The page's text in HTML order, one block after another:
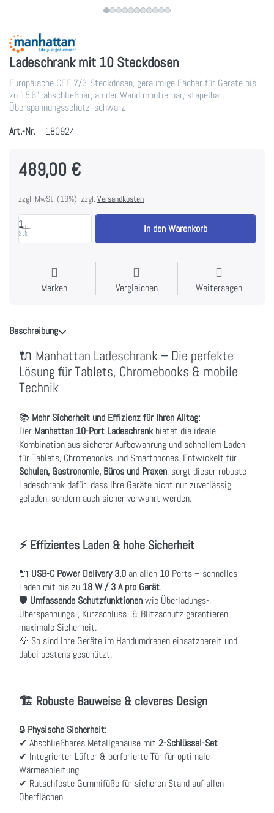
Ladeschrank mit 10 Steckdosen
Europäische CEE 7/3-Steckdosen, geräumige Fächer für Geräte bis
zu 15,6", abschließbar, an der Wand montierbar, stapelbar,
Überspannungsschutz, schwarz
Art.-Nr.
180924
489,00 €
zzgl. MwSt. (19%), zzgl. Versandkosten
1
Stk In den Warenkorb
Merken Vergleichen Weitersagen
Beschreibung
🔌 Manhattan Ladeschrank – Die perfekte
Lösung für Tablets, Chromebooks & mobile
Technik
📚 Mehr Sicherheit und Effizienz für Ihren Alltag:
Der Manhattan 10-Port Ladeschrankbietet die ideale
Kombination aus sicherer Aufbewahrung und schnellem Laden
für Tablets, Chromebooks und Smartphones. Entwickelt für
Schulen, Gastronomie, Büros und Praxen, sorgt dieser robuste
Ladeschrank dafür, dass Ihre Geräte nicht nur zuverlässig
geladen, sondern auch sicher verwahrt werden.
⚡ Effizientes Laden & hohe Sicherheit
🔌 USB-C Power Delivery 3.0 an allen 10 Ports – schnelles
Laden mit bis zu 18 W / 3 A pro Gerät.
🛡 Umfassende Schutzfunktionenwie Überladungs-,
Überspannungs-, Kurzschluss- & Blitzschutz garantieren
maximale Sicherheit.
💡 So sind Ihre Geräte im Handumdrehen einsatzbereit und
dabei bestens geschützt.
🏗 Robuste Bauweise & cleveres Design
🔒 Physische Sicherheit:
✔ Abschließbares Metallgehäuse mit 2-Schlüssel-Set
✔ Integrierter Lüfter & perforierte Tür für optimale
Wärmeableitung
✔ Rutschfeste Gummifüße für sicheren Stand auf allen
Oberflächen